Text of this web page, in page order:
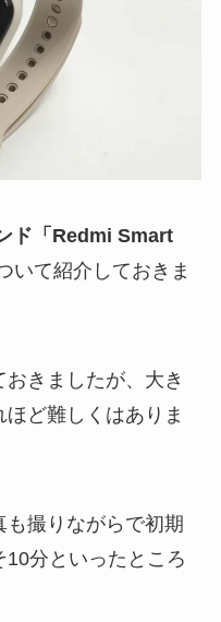
ド「Redmi Smart
いて紹介しておきま
きましたが、大き
ど難しくはありま
撮りながらで初期
分といったところ